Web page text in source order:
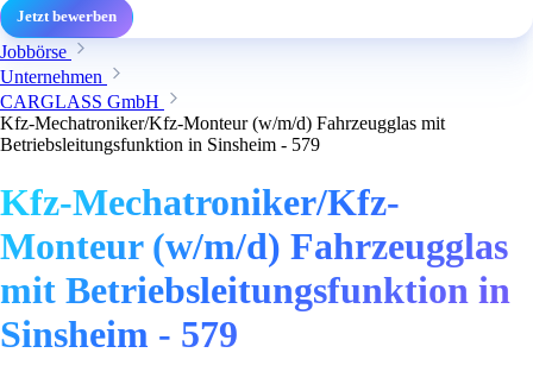
Jetzt bewerben
Jobbörse
Unternehmen
CARGLASS GmbH
Kfz-Mechatroniker/Kfz-Monteur (w/m/d) Fahrzeugglas mit
Betriebsleitungsfunktion in Sinsheim - 579
Kfz-Mechatroniker/Kfz-
Monteur (w/m/d) Fahrzeugglas
mit Betriebsleitungsfunktion in
Sinsheim - 579